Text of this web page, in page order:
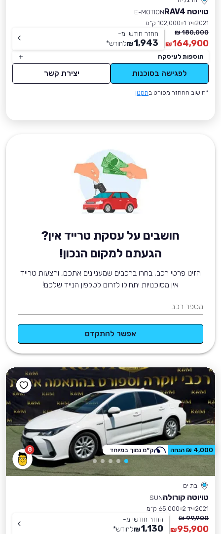
טויוטה RAV4
E-MOTION
2021 יד 1
102,000 ק״מ
180,000 ₪
164,900
₪
החזר חודשי מ-
1,943
₪לחודש*
תוספות לעיסקה
לפגישה בסוכנות יצירת קשר
*חישוב ההחזר מפורט בתקנון
חושבים על עסקת טרייד אין?
הגעתם למקום הנכון!
הזינו פרטי רכב, בחרו ברכבים שמעניינים אתכם, והצעות טרייד
אין מסוכנויות יתחילו לזרום לטלפון הנייד שלכם!
מספר רכב
אפשר להתקדם
8
בת ים
טויוטה קורולהSUN
2021 יד 2
65,000 ק״מ
99,900 ₪
95,900
₪
החזר חודשי מ-
1,130
₪לחודש*
4,000 ₪ הנחה ק״מ נמוך במיוחד